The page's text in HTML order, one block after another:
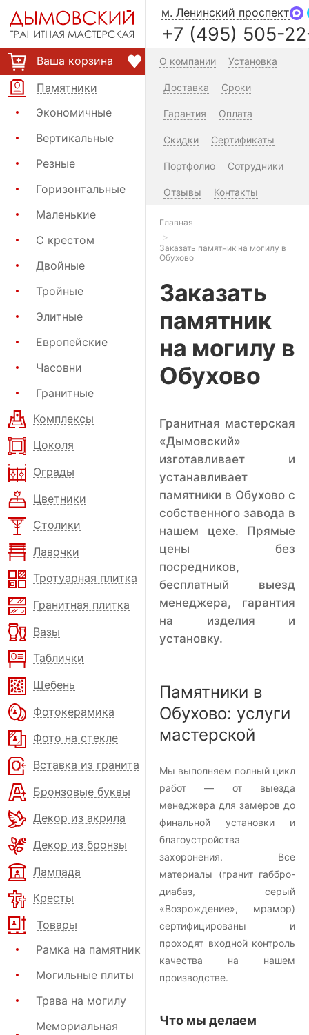
Ваша корзина
Памятники
Экономичные
Вертикальные
Резные
Горизонтальные
Маленькие
С крестом
Двойные
Тройные
Элитные
Европейские
Часовни
Гранитные
Комплексы
Цоколя
Ограды
Цветники
Столики
Лавочки
Тротуарная плитка
Гранитная плитка
Вазы
Таблички
Щебень
Фотокерамика
Фото на стекле
Вставка из гранита
Бронзовые буквы
Декор из акрила
Декор из бронзы
Лампада
Кресты
Товары
Рамка на памятник
Могильные плиты
Трава на могилу
Мемориальная
м. Ленинский проспект
+7 (495) 505-
О компании Установка
Доставка Сроки
Гарантия Оплата
Скидки Сертификаты
Портфолио Сотрудники
Отзывы Контакты
Главная
Заказать памятник на могилу в
Обухово
Заказать
памятник
на могилу в
Обухово
Гранитная мастерская
«Дымовский»
изготавливает и
устанавливает
памятники в Обухово с
собственного завода в
нашем цехе. Прямые
цены без
посредников,
бесплатный выезд
менеджера, гарантия
на изделия и
установку.
Памятники в
Обухово: услуги
мастерской
Мы выполняем полный цикл
работ — от выезда
менеджера для замеров до
финальной установки и
благоустройства
захоронения. Все
материалы (гранит габбро-
диабаз, серый
«Возрождение», мрамор)
сертифицированы и
проходят входной контроль
качества на нашем
производстве.
Что мы делаем